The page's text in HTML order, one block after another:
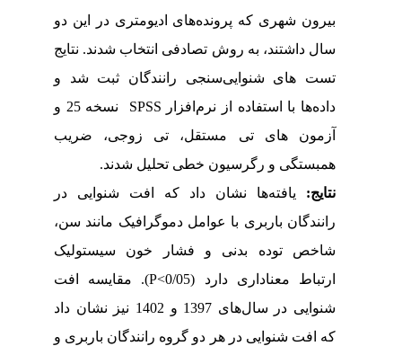
بیرون شهری که پرونده‌های ادیومتری در این دو
سال داشتند، به روش تصادفی انتخاب شدند. نتایج
تست های شنوایی‌سنجی رانندگان ثبت شد و
داده‌ها با استفاده از نرم‌افزار SPSS نسخه 25
و
آزمون ­های تی مستقل، تی زوجی، ضریب
همبستگیورگرسیون خطیتحلیل شدند.
یافته‌ها نشان داد که افت شنوایی در
رانندگان باربری با عوامل دموگرافیک مانند سن،
شاخص توده بدنی و فشار خون سیستولیک
ارتباط معناداری دارد (0/05
>
P
). مقایسه افت
شنوایی در سال‌های 1397 و 1402 نیز نشان داد
که افت شنوایی در هر دو گروه رانندگان باربری و